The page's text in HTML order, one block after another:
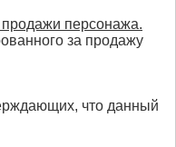
продажи персонажа.
за продажу
что данный